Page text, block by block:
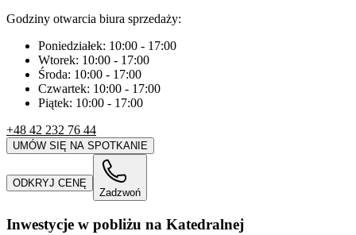
Godziny otwarcia biura sprzedaży:
Poniedziałek: 10:00 - 17:00
Wtorek: 10:00 - 17:00
Środa: 10:00 - 17:00
Czwartek: 10:00 - 17:00
Piątek: 10:00 - 17:00
+48 42 232 76 44
UMÓW SIĘ NA SPOTKANIE
ODKRYJ CENĘ
Zadzwoń
Inwestycje w pobliżu na Katedralnej